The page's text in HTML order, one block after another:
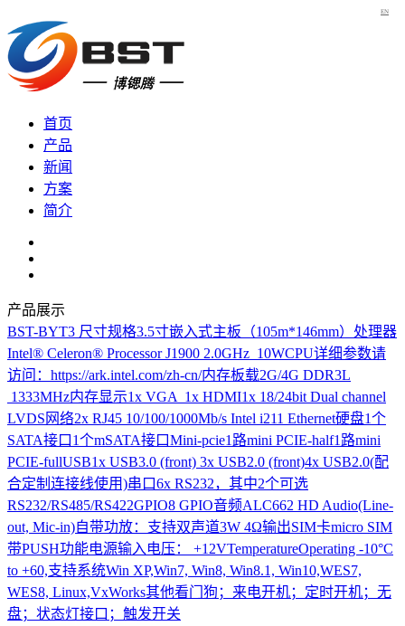
EN
首页
产品
新闻
方案
简介
产品展示
BST-BYT3 尺寸规格3.5寸嵌入式主板（105m*146mm）处理器
Intel® Celeron® Processor J1900 2.0GHz 10WCPU详细参数请
访问：https://ark.intel.com/zh-cn/内存板载2G/4G DDR3L
1333MHz内存显示1x VGA 1x HDMI1x 18/24bit Dual channel
LVDS网络2x RJ45 10/100/1000Mb/s Intel i211 Ethernet硬盘1个
SATA接口1个mSATA接口Mini-pcie1路mini PCIE-half1路mini
PCIE-fullUSB1x USB3.0 (front) 3x USB2.0 (front)4x USB2.0(配
合定制连接线使用)串口6x RS232，其中2个可选
RS232/RS485/RS422GPIO8 GPIO音频ALC662 HD Audio(Line-
out, Mic-in)自带功放：支持双声道3W 4Ω输出SIM卡micro SIM
带PUSH功能电源输入电压： +12VTemperatureOperating -10°C
to +60,支持系统Win XP,Win7, Win8, Win8.1, Win10,WES7,
WES8, Linux,VxWorks其他看门狗；来电开机；定时开机；无
盘；状态灯接口；触发开关